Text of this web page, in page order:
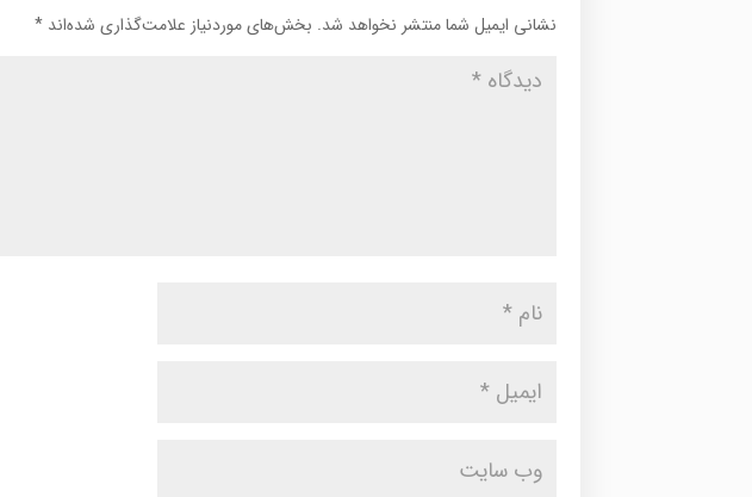
نشانی ایمیل شما منتشر نخواهد شد. بخش‌های موردنیاز علامت‌گذاری شده‌اند*